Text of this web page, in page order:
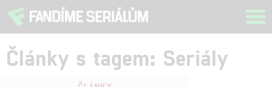
Články s tagem: Seriály